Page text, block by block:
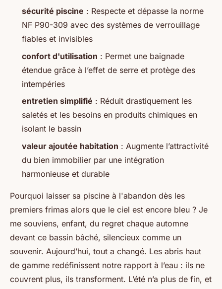
sécurité piscine : Respecte et dépasse la norme
NF P90-309 avec des systèmes de verrouillage
fiables et invisibles
confort d'utilisation : Permet une baignade
étendue grâce à l’effet de serre et protège des
intempéries
entretien simplifié : Réduit drastiquement les
saletés et les besoins en produits chimiques en
isolant le bassin
valeur ajoutée habitation : Augmente l’attractivité
du bien immobilier par une intégration
harmonieuse et durable
Pourquoi laisser sa piscine à l'abandon dès les
premiers frimas alors que le ciel est encore bleu ? Je
me souviens, enfant, du regret chaque automne
devant ce bassin bâché, silencieux comme un
souvenir. Aujourd’hui, tout a changé. Les abris haut
de gamme redéfinissent notre rapport à l’eau : ils ne
couvrent plus, ils transforment. L’été n’a plus de fin, et